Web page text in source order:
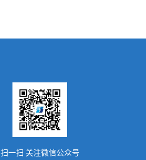
扫一扫 关注微信公众号